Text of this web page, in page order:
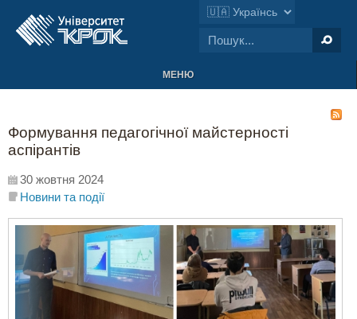
МЕНЮ
Формування педагогічної майстерності
аспірантів
30 жовтня 2024
Новини та події